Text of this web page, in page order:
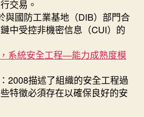
交易。
與國防工業基地（DIB）部門合
中受控非機密信息（CUI）的
系統安全工程—能力成熟度模
2008描述了組織的安全工程過
特徵必須存在以確保良好的安